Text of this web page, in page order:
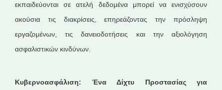
εκπαιδεύονται σε ατελή δεδομένα μπορεί να ενισχύσουν
ακούσια τις διακρίσεις, επηρεάζοντας την πρόσληψη
εργαζομένων, τις δανειοδοτήσεις και την αξιολόγηση
ασφαλιστικών κινδύνων.
Κυβερνοασφάλιση: Ένα Δίχτυ Προστασίας για